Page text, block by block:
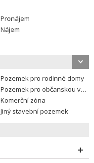
Pronájem
Nájem
Pozemek pro rodinné domy
Pozemek pro občanskou vybavenost
Komerční zóna
Jiný stavební pozemek